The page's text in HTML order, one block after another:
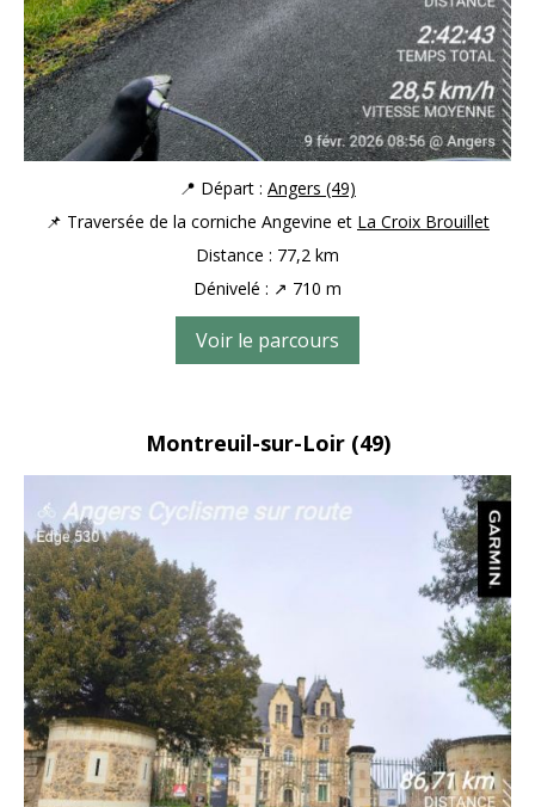
📍 Départ : Angers (49)
📌 Traversée de la corniche Angevine et La Croix Brouillet
Distance : 77,2 km
Dénivelé : ↗ 710 m
Voir le parcours
Montreuil-sur-Loir (49)